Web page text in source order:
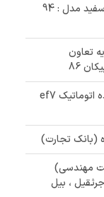
✅ حراج 253/000/000 تومنی پراید se111 رنگ : سفید مدل : 94
تعاون
✅ مزایده تعداد 2 دستگاه خودرو دنا پلاس دنده اتوماتیک ef7
(شرکت مهندسی)
، جرثقیل ، بیل